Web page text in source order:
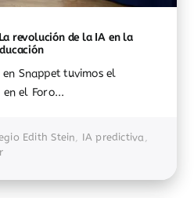
revolución de la IA en la
Snappet tuvimos el
el Foro...
Edith Stein, IA predictiva,